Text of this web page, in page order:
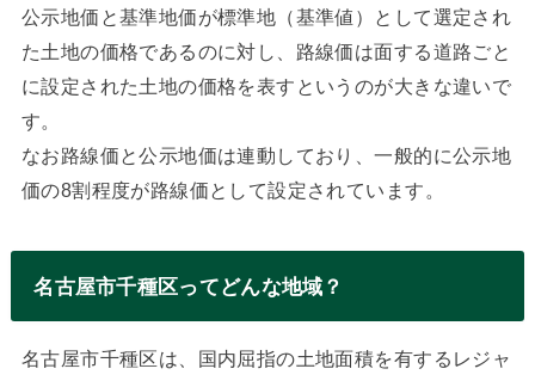
公示地価と基準地価が標準地（基準値）として選定され
た土地の価格であるのに対し、路線価は面する道路ごと
に設定された土地の価格を表すというのが大きな違いで
す。
なお路線価と公示地価は連動しており、一般的に公示地
価の8割程度が路線価として設定されています。
名古屋市千種区ってどんな地域？
名古屋市千種区は、国内屈指の土地面積を有するレジャ